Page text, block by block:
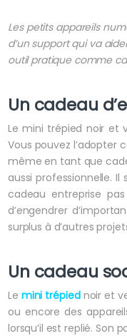
Les petits appareils
d’un support qui va
outil pratique comme
Un cadeau
Le mini trépied noir et
Vous pouvez l’adopter
même en tant que
aussi professionnelle.
cadeau entreprise
d’engendrer
surplus à d’autres
Un cadeau
Le mini trépiednoir et
ou encore des
lorsqu’il est replié. Son